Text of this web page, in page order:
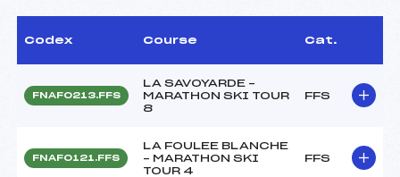
Codex Course Cat.
FNAF0213.FFS
LA SAVOYARDE –
MARATHON SKI TOUR
8
FFS
FNAF0121.FFS
LA FOULEE BLANCHE
– MARATHON SKI
TOUR 4
FFS